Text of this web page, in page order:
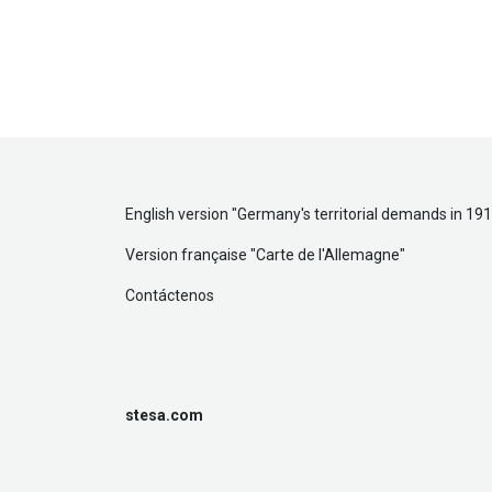
English version "Germany's territorial demands in
Version française "Carte de l'Allemagne"
Contáctenos
stesa.com